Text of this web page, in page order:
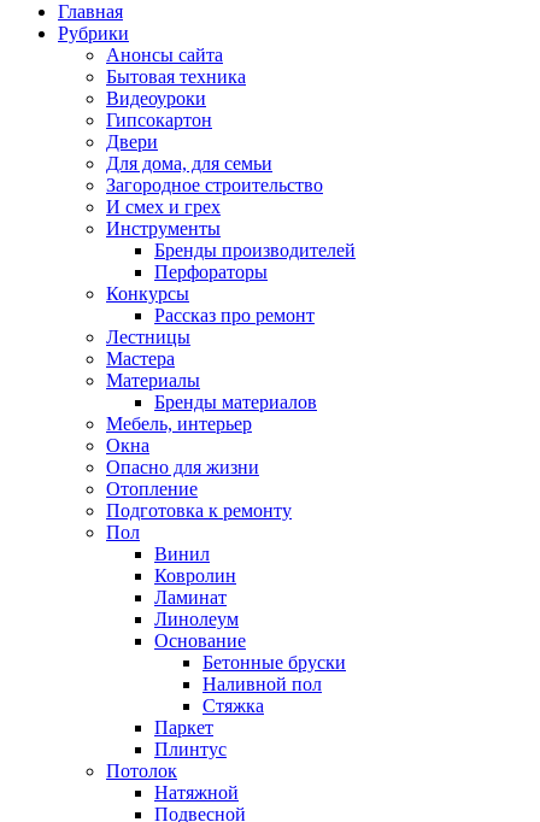
Главная
Рубрики
Анонсы сайта
Бытовая техника
Видеоуроки
Гипсокартон
Двери
Для дома, для семьи
Загородное строительство
И смех и грех
Инструменты
Бренды производителей
Перфораторы
Конкурсы
Рассказ про ремонт
Лестницы
Мастера
Материалы
Бренды материалов
Мебель, интерьер
Окна
Опасно для жизни
Отопление
Подготовка к ремонту
Пол
Винил
Ковролин
Ламинат
Линолеум
Основание
Бетонные бруски
Наливной пол
Стяжка
Паркет
Плинтус
Потолок
Натяжной
Подвесной